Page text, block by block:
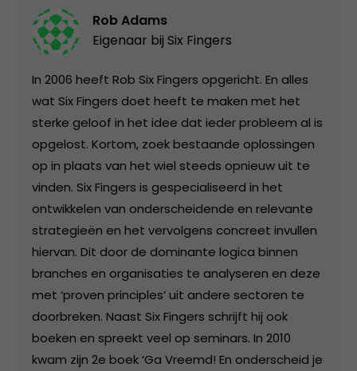
Rob Adams
Eigenaar bij Six Fingers
In 2006 heeft Rob Six Fingers opgericht. En alles
wat Six Fingers doet heeft te maken met het
sterke geloof in het idee dat ieder probleem al is
opgelost. Kortom, zoek bestaande oplossingen
op in plaats van het wiel steeds opnieuw uit te
vinden. Six Fingers is gespecialiseerd in het
ontwikkelen van onderscheidende en relevante
strategieën en het vervolgens concreet invullen
hiervan. Dit door de dominante logica binnen
branches en organisaties te analyseren en deze
met ‘proven principles’ uit andere sectoren te
doorbreken. Naast Six Fingers schrijft hij ook
boeken en spreekt veel op seminars. In 2010
kwam zijn 2e boek ‘Ga Vreemd! En onderscheid je